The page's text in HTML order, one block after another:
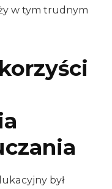
w tym trudnym
był